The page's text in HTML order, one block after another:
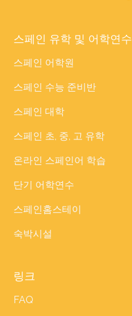
스페인 유학 및 어학연수
스페인 어학원
스페인 수능 준비반
스페인 대학
스페인 초, 중, 고 유학
온라인 스페인어 학습
단기 어학연수
스페인홈스테이
숙박시설
링크
FAQ